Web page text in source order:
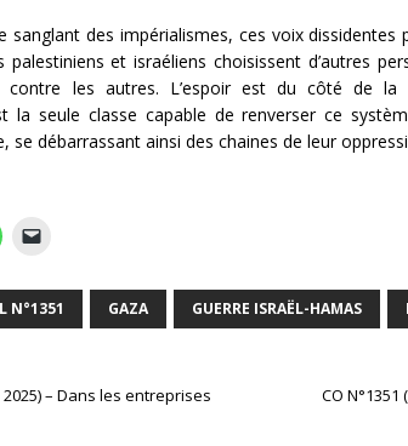
sanglant des impérialismes, ces voix
et israéliens choisissent d’autres
contre les autres. L’espoir est du côté de la
la seule classe capable de renverser ce
se débarrassant ainsi des chaines de leur
N°1351 GAZA GUERRE ISRAËL-HAMAS
2025) – Dans les entreprises
CO